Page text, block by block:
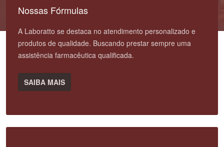
Nossas Fórmulas
A Laboratto se destaca no atendimento personalizado e
produtos de qualidade. Buscando prestar sempre uma
assistência farmacêutica qualificada.
SAIBA MAIS